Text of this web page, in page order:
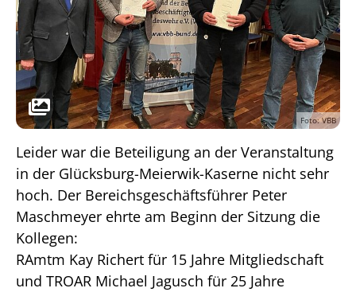
Foto: VBB
Leider war die Beteiligung an der Veranstaltung
in der Glücksburg-Meierwik-Kaserne nicht sehr
hoch. Der Bereichsgeschäftsführer Peter
Maschmeyer ehrte am Beginn der Sitzung die
Kollegen:
RAmtm Kay Richert für 15 Jahre Mitgliedschaft
und TROAR Michael Jagusch für 25 Jahre